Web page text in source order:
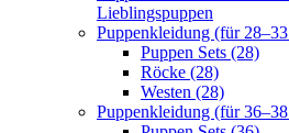
Lieblingspuppen
Puppenkleidung (für
Puppen Sets (28)
Röcke (28)
Westen (28)
Puppenkleidung (für